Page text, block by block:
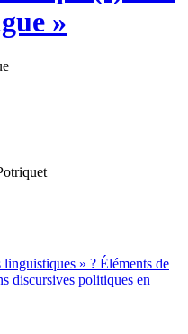
»
» ? Éléments de
discursives politiques en